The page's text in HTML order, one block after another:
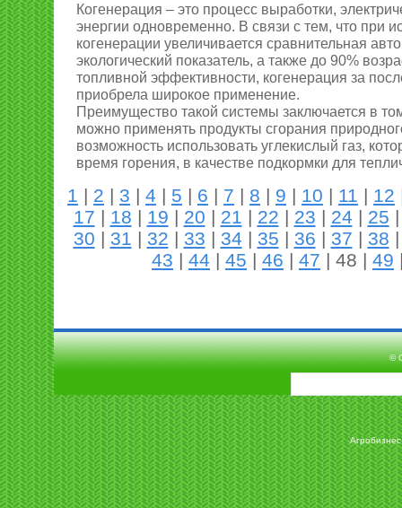
Когенерация – это процесс выработки,
энергии одновременно. В связи с тем, что при
когенерации увеличивается сравнительная
экологический показатель, а также до 90%
топливной эффективности, когенерация за
приобрела широкое применение.
Преимущество такой системы заключается в
можно применять продукты сгорания
возможность использовать углекислый газ,
время горения, в качестве подкормки для
1 | 2 | 3 | 4 | 5 | 6 | 7 | 8 | 9 | 10 | 11 | 12
17 | 18 | 19 | 20 | 21 | 22 | 23 | 24 | 25
30 | 31 | 32 | 33 | 34 | 35 | 36 | 37 | 38
43 | 44 | 45 | 46 | 47 | 48 | 49
©